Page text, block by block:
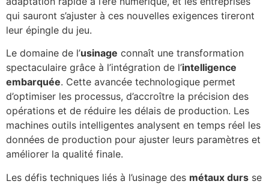
qui sauront s’ajuster à ces nouvelles exigences tireront
leur épingle du jeu.
Le domaine de l’usinage connaît une transformation
spectaculaire grâce à l’intégration de l’intelligence
embarquée. Cette avancée technologique permet
d’optimiser les processus, d’accroître la précision des
opérations et de réduire les délais de production. Les
machines outils intelligentes analysent en temps réel les
données de production pour ajuster leurs paramètres et
améliorer la qualité finale.
Les défis techniques liés à l’usinage des métaux durs se